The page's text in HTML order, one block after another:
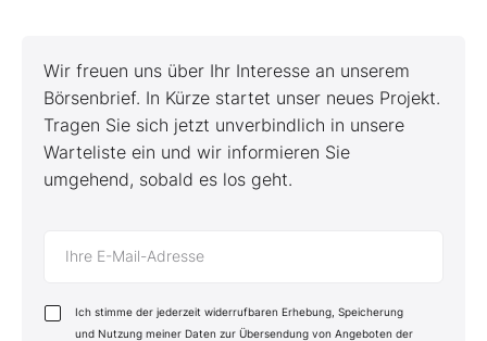
Wir freuen uns über Ihr Interesse an unserem
Börsenbrief. In Kürze startet unser neues Projekt.
Tragen Sie sich jetzt unverbindlich in unsere
Warteliste ein und wir informieren Sie
umgehend, sobald es los geht.
Ihre E-Mail-Adresse
Ich stimme der jederzeit widerrufbaren Erhebung, Speicherung
und Nutzung meiner Daten zur Übersendung von Angeboten der